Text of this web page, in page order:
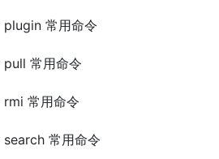
常用命令
常用命令
常用命令
常用命令